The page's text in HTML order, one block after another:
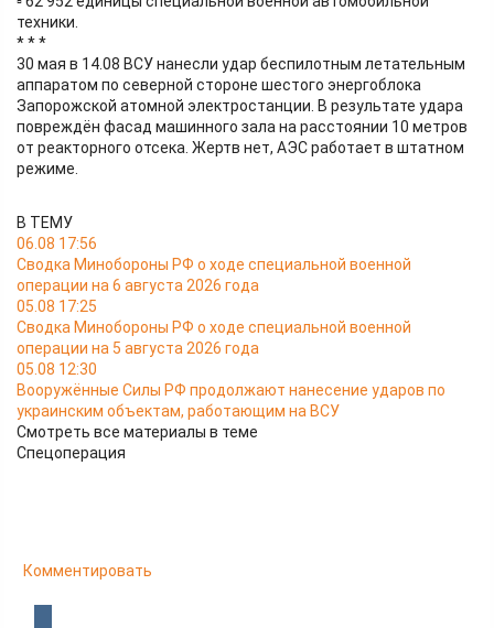
техники.
* * *
30 мая в 14.08 ВСУ нанесли удар беспилотным летательным
аппаратом по северной стороне шестого энергоблока
Запорожской атомной электростанции. В результате удара
повреждён фасад машинного зала на расстоянии 10 метров
от реакторного отсека. Жертв нет, АЭС работает в штатном
режиме.
В ТЕМУ
06.08 17:56
Сводка Минобороны РФ о ходе специальной военной
операции на 6 августа 2026 года
05.08 17:25
Сводка Минобороны РФ о ходе специальной военной
операции на 5 августа 2026 года
05.08 12:30
Вооружённые Силы РФ продолжают нанесение ударов по
украинским объектам, работающим на ВСУ
Смотреть все материалы в теме
Спецоперация
Комментировать